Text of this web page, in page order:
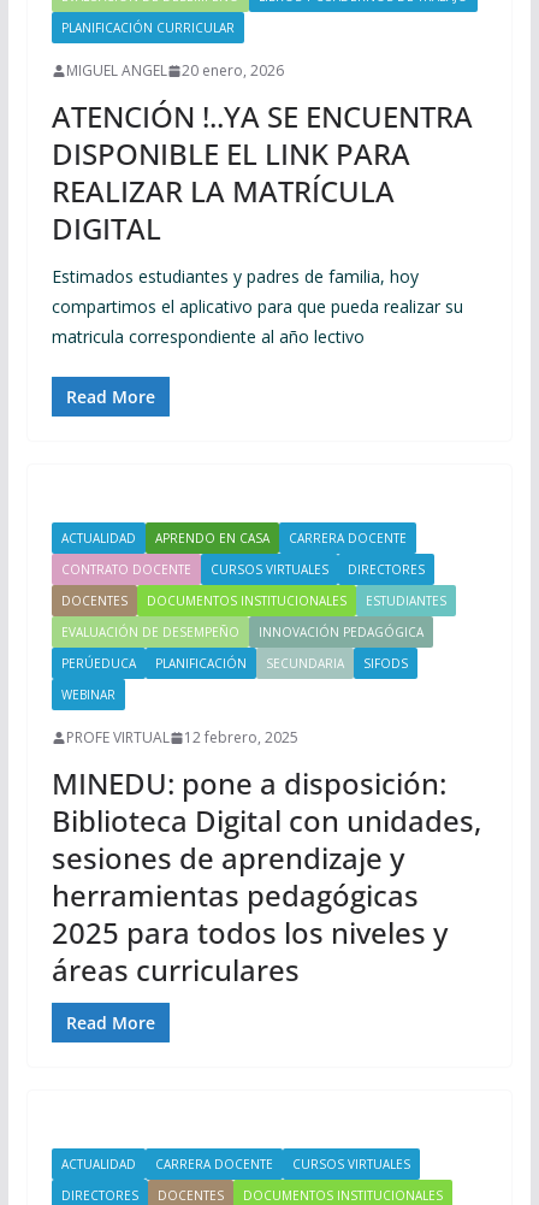
PLANIFICACIÓN CURRICULAR
MIGUEL ANGEL 20 enero, 2026
ATENCIÓN !..YA SE ENCUENTRA
DISPONIBLE EL LINK PARA
REALIZAR LA MATRÍCULA
DIGITAL
Estimados estudiantes y padres de familia, hoy
compartimos el aplicativo para que pueda realizar su
matricula correspondiente al año lectivo
Read More
ACTUALIDAD APRENDO EN CASA
CARRERA DOCENTE
CONTRATO DOCENTE
CURSOS VIRTUALES
DIRECTORES
DOCENTES
DOCUMENTOS INSTITUCIONALES
ESTUDIANTES
EVALUACIÓN DE DESEMPEÑO
INNOVACIÓN PEDAGÓGICA
PERÚEDUCA
PLANIFICACIÓN SECUNDARIA
SIFODS
WEBINAR
PROFE VIRTUAL 12 febrero, 2025
MINEDU: pone a disposición:
Biblioteca Digital con unidades,
sesiones de aprendizaje y
herramientas pedagógicas
2025 para todos los niveles y
áreas curriculares
Read More
ACTUALIDAD CARRERA DOCENTE
CURSOS VIRTUALES
DIRECTORES
DOCENTES DOCUMENTOS INSTITUCIONALES